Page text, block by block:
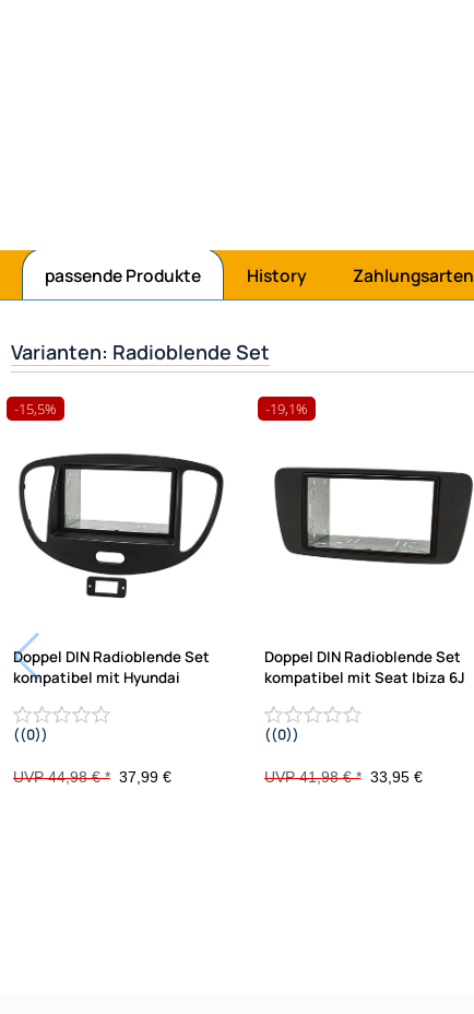
passende Produkte History Zahlungsarten
Varianten: Radioblende Set
-15,5%
Doppel DIN Radioblende Set
kompatibel mit Hyundai
i10 2008-2013 schwarz mit Einbaukit
((0))
UVP 44,98 € *37,99 €
-19,1%
Doppel DIN Radioblende Set
kompatibel mit Seat Ibiza 6J
Bj.2008-2013 schwarz metallic mit
Einbaukit
((0))
UVP 41,98 € *33,95 €